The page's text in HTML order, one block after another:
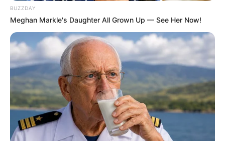
No post de hoje você vai ver uma ideia super legal
para reciclar garrafas plásticas.Aqui você vai
aprender a fazer um lindovaso decorativo
para dar aquela caprichada na decoração da sua
casa.
Renovar a decoração da nossa casa de tempos em
BUZZDAY
Meghan Markle's Daughter All Grown Up — See Her Now!